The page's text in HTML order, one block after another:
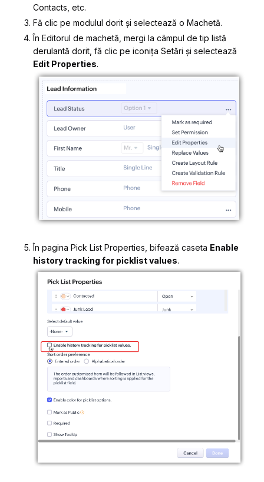
Contacts, etc.
Fă clic pe modulul dorit și selectează o Machetă.
În Editorul de machetă , mergi la câmpul de tip listă
derulantă dorit, fă clic pe iconița Setări și selectează
Edit Properties.
În pagina Pick List Properties , bifează caseta Enable
history tracking for picklist values.